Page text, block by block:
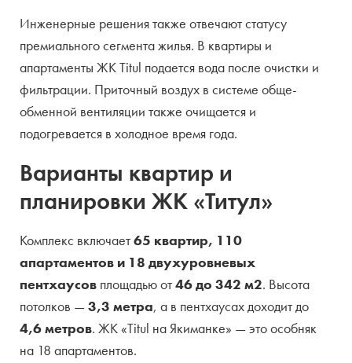
Инженерные решения также отвечают статусу
премиального сегмента жилья. В квартиры и
апартаменты ЖК Titul подается вода после очистки и
фильтрации. Приточный воздух в системе обще-
обменной вентиляции также очищается и
подогревается в холодное время года.
Варианты квартир и
планировки ЖК «Титул»
Комплекс включает65 квартир, 110
апартаментов и 18 двухуровневых
пентхаусов площадью от46 до 342 м2. Высота
потолков —3,3 метра, а в пентхаусах доходит до
4,6 метров. ЖК «Titul на Якиманке» — это особняк
на 18 апартаментов.